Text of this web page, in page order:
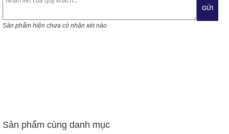
GỬI
Sản phẩm hiện chưa có nhận xét nào
Sản phẩm cùng danh mục